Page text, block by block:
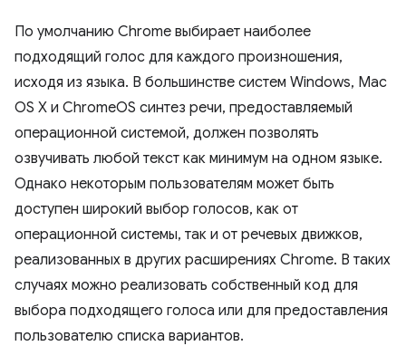
По умолчанию Chrome выбирает наиболее
подходящий голос для каждого произношения,
исходя из языка. В большинстве систем Windows, Mac
OS X и ChromeOS синтез речи, предоставляемый
операционной системой, должен позволять
озвучивать любой текст как минимум на одном языке.
Однако некоторым пользователям может быть
доступен широкий выбор голосов, как от
операционной системы, так и от речевых движков,
реализованных в других расширениях Chrome. В таких
случаях можно реализовать собственный код для
выбора подходящего голоса или для предоставления
пользователю списка вариантов.